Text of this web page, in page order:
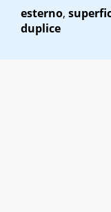
esterno,
duplice